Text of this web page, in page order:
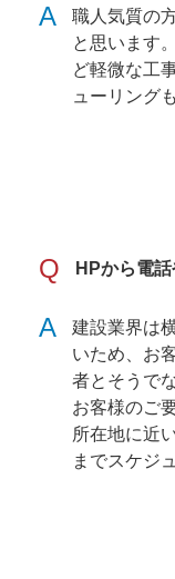
A
職人気質の
と思います
ど軽微な工
ューリング
Q HPから電
A
建設業界は
いため、お
者とそうで
お客様のご
所在地に近
までスケジ